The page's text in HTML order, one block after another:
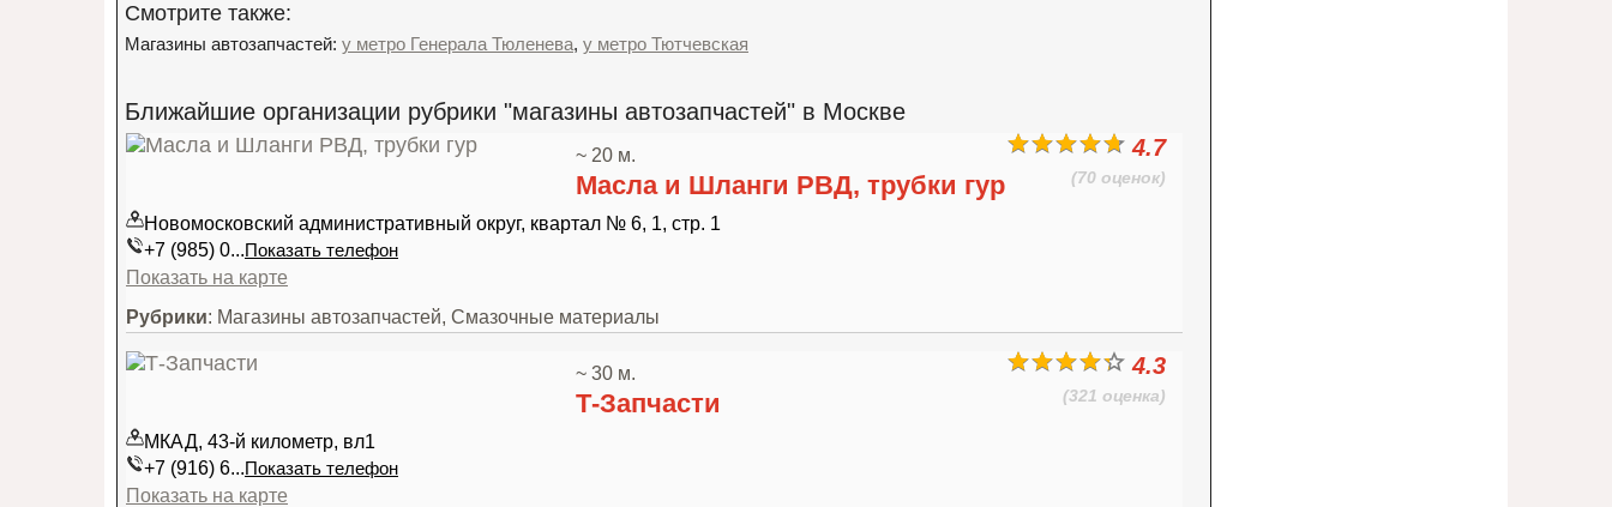
Смотрите также:
Магазины автозапчастей: у метро Генерала Тюленева, у метро Тютчевская
Ближайшие организации рубрики "магазины автозапчастей" в Москве
4.7
(70 оценок)
~ 20 м.
Масла и Шланги РВД, трубки гур
Новомосковский административный округ, квартал № 6, 1, стр. 1
+7 (985) 0...Показать телефон
Показать на карте
Рубрики: Магазины автозапчастей, Смазочные материалы
4.3
(321 оценка)
~ 30 м.
Т-Запчасти
МКАД, 43-й километр, вл1
+7 (916) 6...Показать телефон
Показать на карте